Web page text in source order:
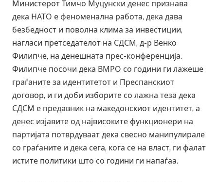
Министерот Тимчо Муцунски денес признава
дека НАТО е феноменална работа, дека дава
безбедност и поволна клима за инвестиции,
нагласи претседателот на СДСМ, д-р Венко
Филипче, на денешната прес-конференција.
Филипче посочи дека ВМРО со години ги лажеше
граѓаните за идентитетот и Преспанскиот
договор, и ги доби изборите со лажна теза дека
СДСМ е предавник на македонскиот идентитет, а
денес изјавите од највисоките функционери на
партијата потврдуваат дека свесно манипулирале
со граѓаните и дека сега, кога се на власт, ги фалат
истите политики што со години ги напаѓаа.